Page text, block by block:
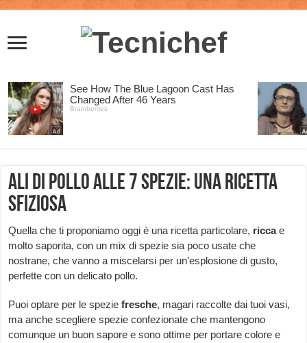
Ali di pollo alle 7 spezie: una ricetta
sfiziosa
Quella che ti proponiamo oggi è una ricetta particolare, riccae
molto saporita, con un mix di spezie sia poco usate che
nostrane, che vanno a miscelarsi per un’esplosione di gusto,
perfette con un delicato pollo.
Puoi optare per le speziefresche, magari raccolte dai tuoi vasi,
ma anche scegliere spezie confezionate che mantengono
comunque un buon sapore e sono ottime per portare colore e